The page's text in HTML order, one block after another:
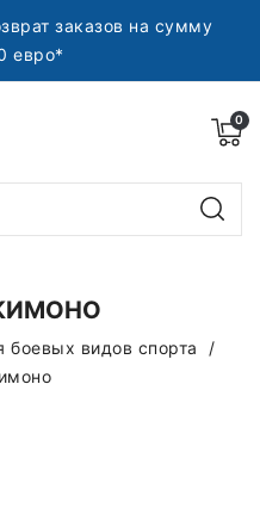
заказов на сумму
евро*
боевых видов спорта